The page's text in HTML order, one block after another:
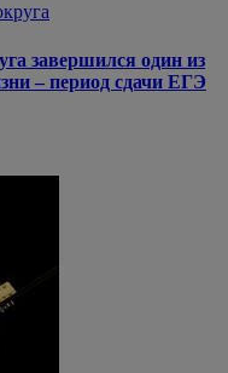
завершился один из
– период сдачи ЕГЭ